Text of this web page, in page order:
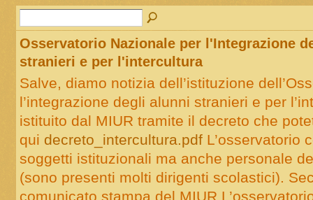
Osservatorio Nazionale per l'Integrazione
stranieri e per l'intercultura
Salve, diamo notizia dell’istituzione
l’integrazione degli alunni stranieri e per
istituito dal MIUR tramite il decreto che
qui decreto_intercultura.pdfL’osservatorio
soggetti istituzionali ma anche personale
(sono presenti molti dirigenti scolastici).
comunicato stampa del MIUR